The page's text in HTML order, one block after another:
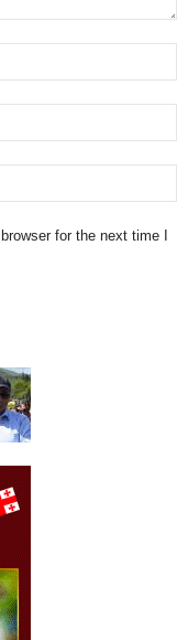
for the next time I